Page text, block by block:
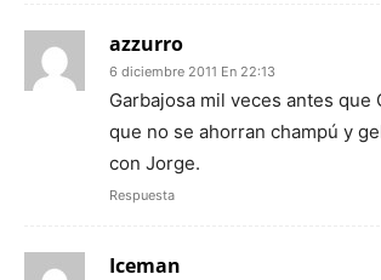
azzurro
6 diciembre 2011 En 22:13
Garbajosa mil veces antes que
que no se ahorran champú y
con Jorge.
Respuesta
Iceman